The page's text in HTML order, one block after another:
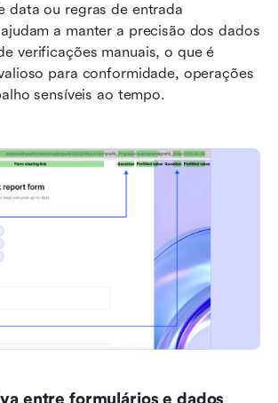
data ou regras de entrada
a manter a precisão dos dados
verificações manuais, o que é
para conformidade, operações
sensíveis ao tempo.